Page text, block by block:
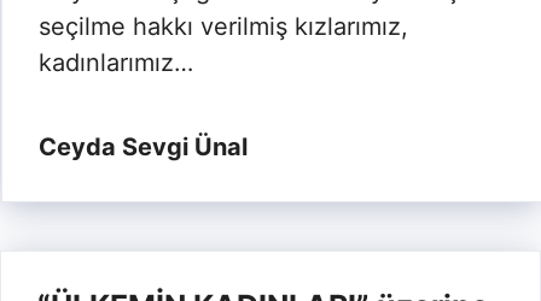
seçilme hakkı verilmiş kızlarımız,
kadınlarımız…
Ceyda Sevgi Ünal